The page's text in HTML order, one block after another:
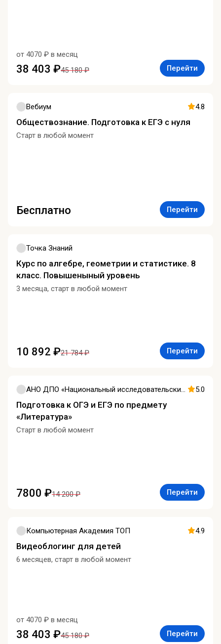
от 4070 ₽ в месяц
38 403 ₽45 180 ₽ Перейти
Вебиум 4.8
Обществознание. Подготовка к ЕГЭ с нуля
Старт в любой момент
Бесплатно Перейти
Точка Знаний
Курс по алгебре, геометрии и статистике. 8
класс. Повышеныный уровень
3 месяца, старт в любой момент
10 892 ₽21 784 ₽ Перейти
АНО ДПО «Национальный исследовательский университет дополнительного образования и профессионального обучения имени К.Д. Ушинского» 5.0
Подготовка к ОГЭ и ЕГЭ по предмету
«Литература»
Старт в любой момент
7800 ₽14 200 ₽ Перейти
Компьютерная Академия ТОП 4.9
Видеоблогинг для детей
6 месяцев, старт в любой момент
от 4070 ₽ в месяц
38 403 ₽45 180 ₽ Перейти